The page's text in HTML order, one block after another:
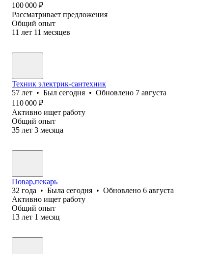
100 000 ₽
Рассматривает предложения
Общий опыт
11 лет 11 месяцев
Техник электрик-сантехник
57 лет • Был сегодня • Обновлено 7 августа
110 000 ₽
Активно ищет работу
Общий опыт
35 лет 3 месяца
Повар,пекарь
32 года • Была сегодня • Обновлено 6 августа
Активно ищет работу
Общий опыт
13 лет 1 месяц